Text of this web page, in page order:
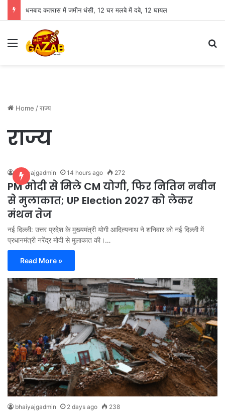
धनबाद कतरास में जमीन धंसी, 12 घर मलबे में दबे, 12 घायल
Menu
Home /राज्य
राज्य
bhaiyajgadmin 14 hours ago 272
PM मोदी से मिले CM योगी, फिर नितिन नबीन
से मुलाकात; UP Election 2027 को लेकर
मंथन तेज
नई दिल्ली: उत्तर प्रदेश के मुख्यमंत्री योगी आदित्यनाथ ने शनिवार को नई दिल्ली में
प्रधानमंत्री नरेंद्र मोदी से मुलाकात की।…
Read More »
bhaiyajgadmin 2 days ago 238